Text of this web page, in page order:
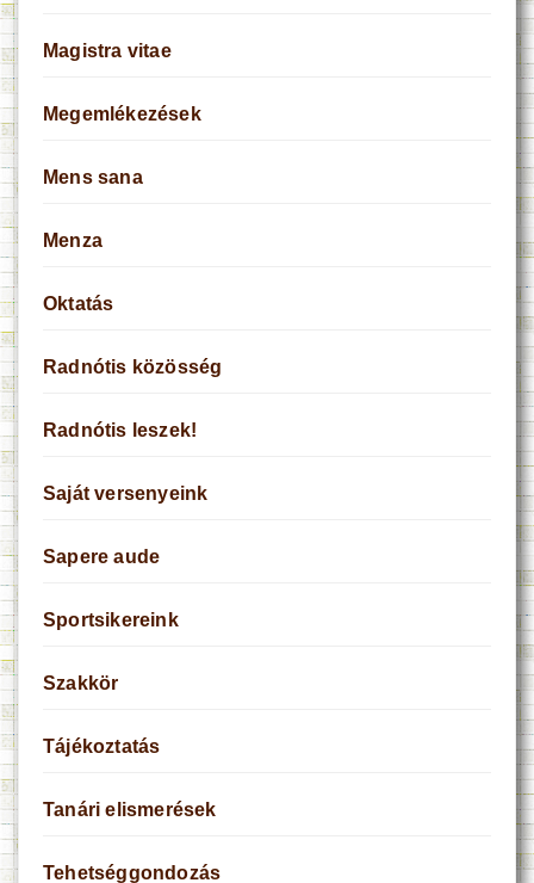
Magistra vitae
Megemlékezések
Mens sana
Menza
Oktatás
Radnótis közösség
Radnótis leszek!
Saját versenyeink
Sapere aude
Sportsikereink
Szakkör
Tájékoztatás
Tanári elismerések
Tehetséggondozás